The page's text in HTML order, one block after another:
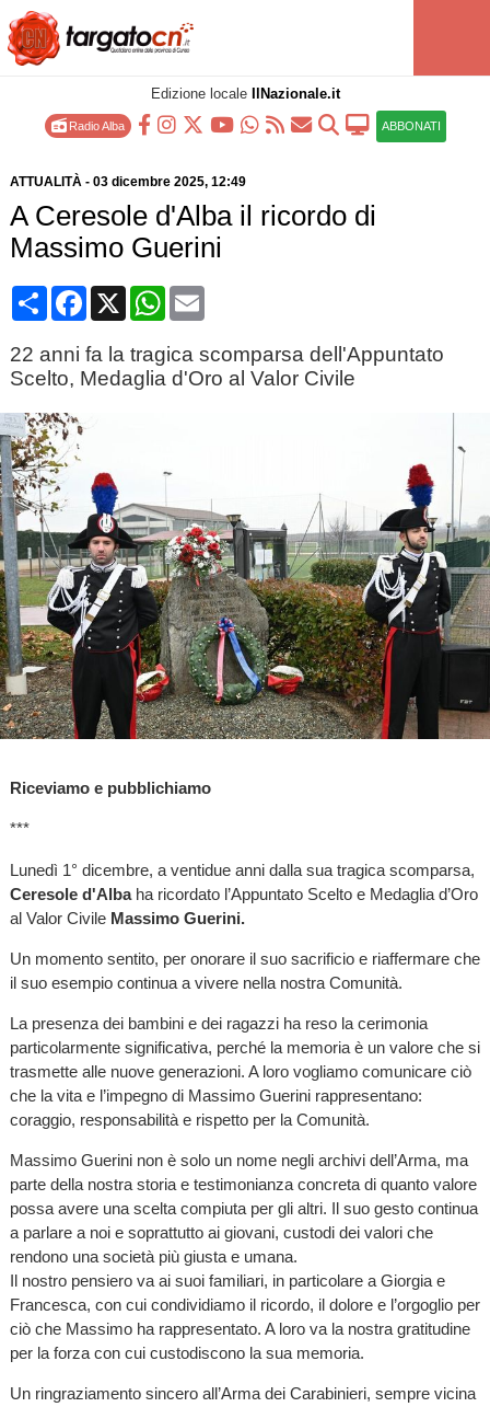
Edizione locale IlNazionale.it
Radio Alba ABBONATI
ATTUALITÀ- 03 dicembre 2025, 12:49
A Ceresole d'Alba il ricordo di
Massimo Guerini
CondividiFacebook
X WhatsApp
Email
22 anni fa la tragica scomparsa dell'Appuntato
Scelto, Medaglia d'Oro al Valor Civile
Riceviamo e pubblichiamo
***
Lunedì 1° dicembre, a ventidue anni dalla sua tragica scomparsa,
Ceresole d'Albaha ricordato l’Appuntato Scelto e Medaglia d’Oro
al Valor Civile Massimo Guerini.
Un momento sentito, per onorare il suo sacrificio e riaffermare che
il suo esempio continua a vivere nella nostra Comunità.
La presenza dei bambini e dei ragazzi ha reso la cerimonia
particolarmente significativa, perché la memoria è un valore che si
trasmette alle nuove generazioni. A loro vogliamo comunicare ciò
che la vita e l’impegno di Massimo Guerini rappresentano:
coraggio, responsabilità e rispetto per la Comunità.
Massimo Guerini non è solo un nome negli archivi dell’Arma, ma
parte della nostra storia e testimonianza concreta di quanto valore
possa avere una scelta compiuta per gli altri. Il suo gesto continua
a parlare a noi e soprattutto ai giovani, custodi dei valori che
rendono una società più giusta e umana.
Il nostro pensiero va ai suoi familiari, in particolare a Giorgia e
Francesca, con cui condividiamo il ricordo, il dolore e l’orgoglio per
ciò che Massimo ha rappresentato. A loro va la nostra gratitudine
per la forza con cui custodiscono la sua memoria.
Un ringraziamento sincero all’Arma dei Carabinieri, sempre vicina